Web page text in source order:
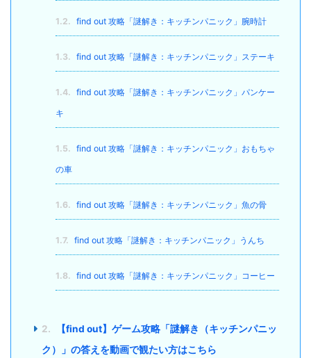
1.2. find out 攻略「謎解き：キッチンパニック」腕時計
1.3. find out 攻略「謎解き：キッチンパニック」ステーキ
1.4. find out 攻略「謎解き：キッチンパニック」パンケー
キ
1.5. find out 攻略「謎解き：キッチンパニック」おもちゃ
の車
1.6. find out 攻略「謎解き：キッチンパニック」魚の骨
1.7. find out 攻略「謎解き：キッチンパニック」うんち
1.8. find out 攻略「謎解き：キッチンパニック」コーヒー
2.
【find out】ゲーム攻略「謎解き（キッチンパニッ
ク）」の答えを動画で観たい方はこちら